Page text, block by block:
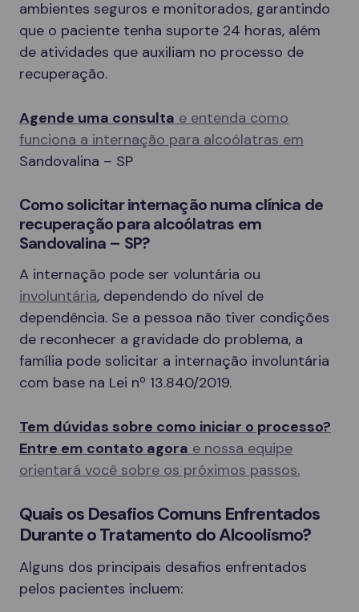
ambientes seguros e monitorados, garantindo
que o paciente tenha suporte 24 horas, além
de atividades que auxiliam no processo de
recuperação.
Agende uma consulta e entenda como
funciona a internação para alcoólatras em
Sandovalina – SP
Como solicitar internação numa clínica de
recuperação para alcoólatras em
Sandovalina – SP?
A internação pode ser voluntária ou
involuntária, dependendo do nível de
dependência. Se a pessoa não tiver condições
de reconhecer a gravidade do problema, a
família pode solicitar a internação involuntária
com base na Lei nº 13.840/2019.
Tem dúvidas sobre como iniciar o processo?
Entre em contato agora e nossa equipe
orientará você sobre os próximos passos.
Quais os Desafios Comuns Enfrentados
Durante o Tratamento do Alcoolismo?
Alguns dos principais desafios enfrentados
pelos pacientes incluem: